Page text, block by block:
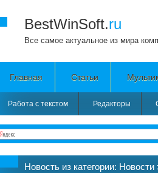
BestWinSoft.ru
Все самое актуальное из мира
Главная Статьи
Работа с текстом Редакторы
Новость из категории: Новости